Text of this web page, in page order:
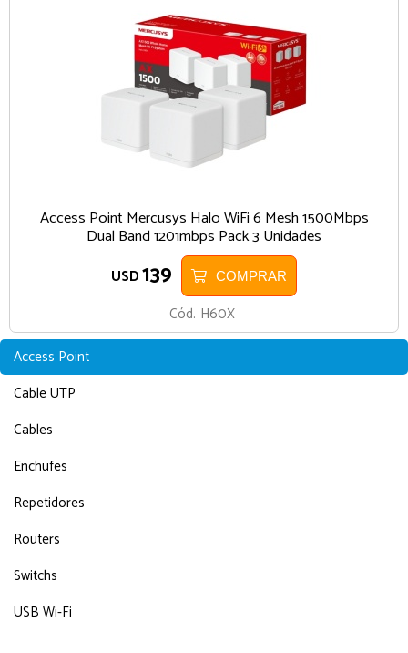
Access Point
Cable UTP
Cables
Enchufes
Repetidores
Routers
Switchs
USB Wi-Fi
Access Point Mercusys Halo WiFi 6 Mesh 1500Mbps
Dual Band 1201mbps Pack 3 Unidades
USD139 COMPRAR
Cód. H60X